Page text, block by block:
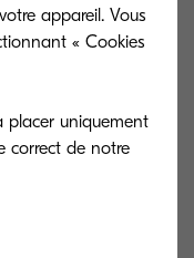
appareil. Vous
« Cookies
placer uniquement
correct de notre